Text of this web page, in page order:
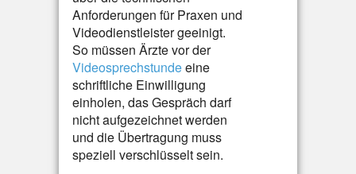
Anforderungen für Praxen und
Videodienstleister geeinigt.
So müssen Ärzte vor der
Videosprechstundeeine
schriftliche Einwilligung
einholen, das Gespräch darf
nicht aufgezeichnet werden
und die Übertragung muss
speziell verschlüsselt sein.